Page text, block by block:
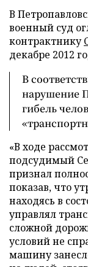
В
военный суд
контрактнику
декабре 2012
В
нарушение
гибель
«В ходе
подсудимый
признал
показав, что
находясь в
управлял
сложной
условий не
машину